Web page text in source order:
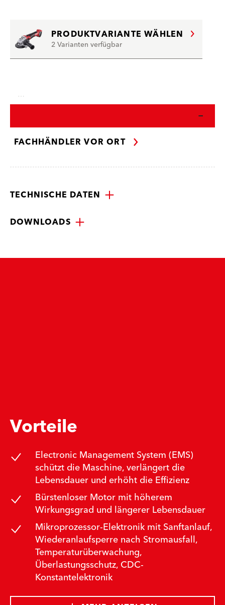
PRODUKTVARIANTE WÄHLEN
2 Varianten verfügbar
…
FACHHÄNDLER VOR ORT
TECHNISCHE DATEN
DOWNLOADS
Vorteile
Electronic Management System (EMS)
schützt die Maschine, verlängert die
Lebensdauer und erhöht die Effizienz
Bürstenloser Motor mit höherem
Wirkungsgrad und längerer Lebensdauer
Mikroprozessor-Elektronik mit Sanftanlauf,
Wiederanlaufsperre nach Stromausfall,
Temperaturüberwachung,
Überlastungsschutz, CDC-
Konstantelektronik